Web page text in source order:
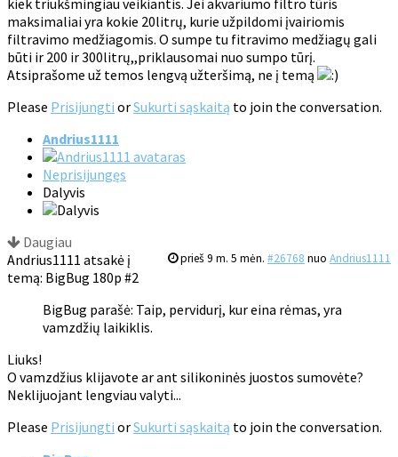
kiek triukšmingiau veikiantis. Jei akvariumo filtro tūris
maksimaliai yra kokie 20litrų, kurie užpildomi įvairiomis
filtravimo medžiagomis. O sumpe tu fitravimo medžiagų gali
būti ir 200 ir 300litrų,,priklausomai nuo sumpo tūrį.
Atsiprašome už temos lengvą užteršimą, ne į temą
Please Prisijungti orSukurti sąskaitą to join the conversation.
Andrius1111
Neprisijungęs
Dalyvis
Daugiau
prieš 9 m. 5 mėn. #26768 nuo Andrius1111
Andrius1111 atsakė į
temą: BigBug 180p #2
BigBug parašė: Taip, pervidurį, kur eina rėmas, yra
vamzdžių laikiklis.
Liuks!
O vamzdžius klijavote ar ant silikoninės juostos sumovėte?
Neklijuojant lengviau valyti...
Please Prisijungti orSukurti sąskaitą to join the conversation.